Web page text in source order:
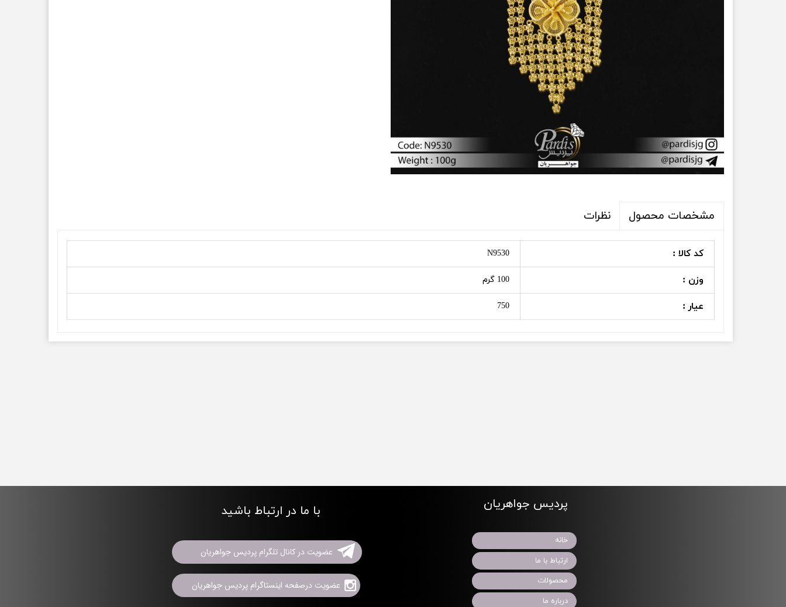
مشخصات محصول نظرات
کد کالا : N9530
وزن : 100 گرم
عیار : 750
پردیس جواهریان
خانه
ارتباط با ما
محصولات
درباره ما
با ما در ارتباط باشید
عضویت در کانال تلگرام پردیس جواهریان
عضویت درصفحه اینستاگرام پردیس جواهریان